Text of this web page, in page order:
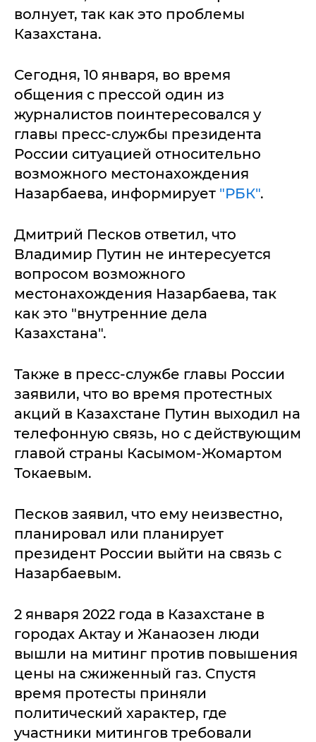
волнует, так как это проблемы
Казахстана.
Сегодня, 10 января, во время
общения с прессой один из
журналистов поинтересовался у
главы пресс-службы президента
России ситуацией относительно
возможного местонахождения
Назарбаева, информирует "РБК".
Дмитрий Песков ответил, что
Владимир Путин не интересуется
вопросом возможного
местонахождения Назарбаева, так
как это "внутренние дела
Казахстана".
Также в пресс-службе главы России
заявили, что во время протестных
акций в Казахстане Путин выходил на
телефонную связь, но с действующим
главой страны Касымом-Жомартом
Токаевым.
Песков заявил, что ему неизвестно,
планировал или планирует
президент России выйти на связь с
Назарбаевым.
2 января 2022 года в Казахстане в
городах Актау и Жанаозен люди
вышли на митинг против повышения
цены на сжиженный газ. Спустя
время протесты приняли
политический характер, где
участники митингов требовали